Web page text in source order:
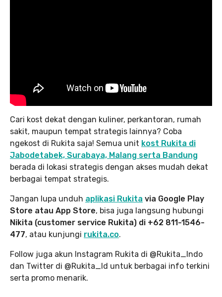
Cari kost dekat dengan kuliner, perkantoran, rumah
sakit, maupun tempat strategis lainnya? Coba
ngekost di Rukita saja! Semua unit kost Rukita di
Jabodetabek, Surabaya, Malang serta Bandung
berada di lokasi strategis dengan akses mudah dekat
berbagai tempat strategis.
Jangan lupa unduh aplikasi Rukita via Google Play
Store atau App Store, bisa juga langsung hubungi
Nikita (customer service Rukita) di +62 811-1546-
477, atau kunjungi rukita.co.
Follow juga akun Instagram Rukita di @Rukita_Indo
dan Twitter di @Rukita_Id untuk berbagai info terkini
serta promo menarik.